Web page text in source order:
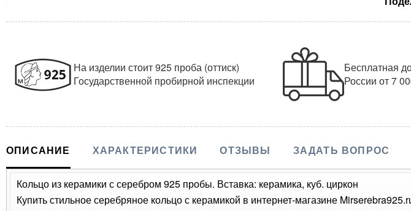
На изделии стоит 925 проба (оттиск)
Государственной пробирной инспекции
Бесплатная
Россииот 7
ОПИСАНИЕ ХАРАКТЕРИСТИКИ ОТЗЫВЫ ЗАДАТЬ ВОПРОС
Кольцо из керамики с серебром 925 пробы. Вставка: керамика, куб. циркон
Купить стильное серебряное кольцо с керамикой в интернет-магазине